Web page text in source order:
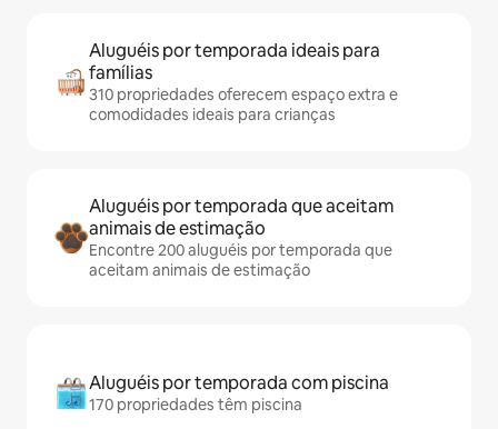
Aluguéis por temporada ideais para
famílias
310 propriedades oferecem espaço extra e
comodidades ideais para crianças
Aluguéis por temporada que aceitam
animais de estimação
Encontre 200 aluguéis por temporada que
aceitam animais de estimação
Aluguéis por temporada com piscina
170 propriedades têm piscina